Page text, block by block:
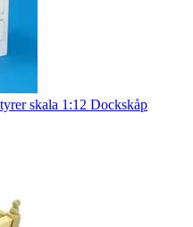
skala 1:12 Dockskåp